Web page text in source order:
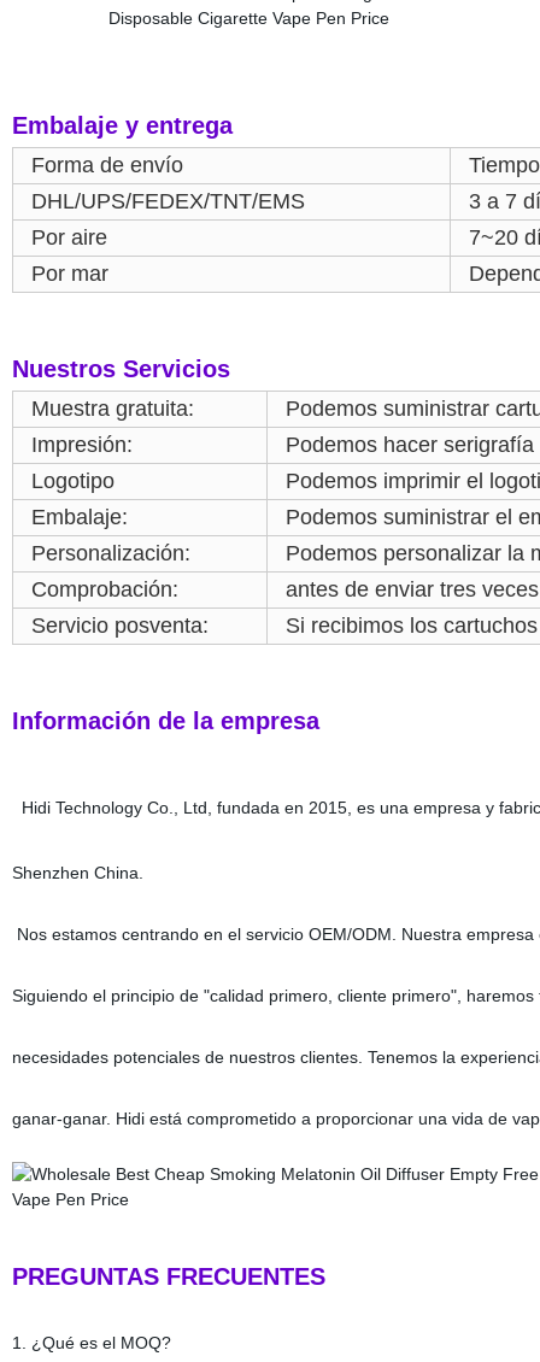
Embalaje y entrega
Forma de envío
DHL/UPS/FEDEX/TNT/EMS
3 a 7
Por aire
7~20
Por mar
Nuestros Servicios
Muestra gratuita:
Podemos suministrar
Impresión:
Podemos hacer
Logotipo
Podemos imprimir el
Embalaje:
Podemos suministrar el
Personalización:
Podemos personalizar la
Comprobación:
antes de enviar tres
Servicio posventa:
Si recibimos los
Información de la empresa
Hidi Technology Co., Ltd, fundada en 2015, es una empresa y
Shenzhen China.
Nos estamos centrando en el servicio OEM/ODM. Nuestra
Siguiendo el principio de "calidad primero, cliente primero",
necesidades potenciales de nuestros clientes. Tenemos la
ganar-ganar. Hidi está comprometido a proporcionar una vida de
PREGUNTAS FRECUENTES
1. ¿Qué es el MOQ?